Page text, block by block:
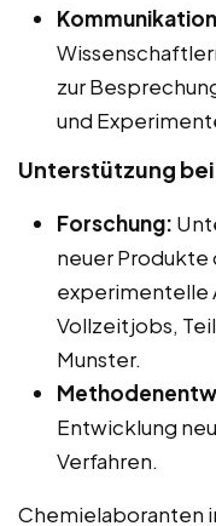
zur
und
Unterstützung
Forschung:
neuer Produkte
experimentelle
Vollzeitjobs,
Munster.
Entwicklung
Verfahren.
Chemielaboranten